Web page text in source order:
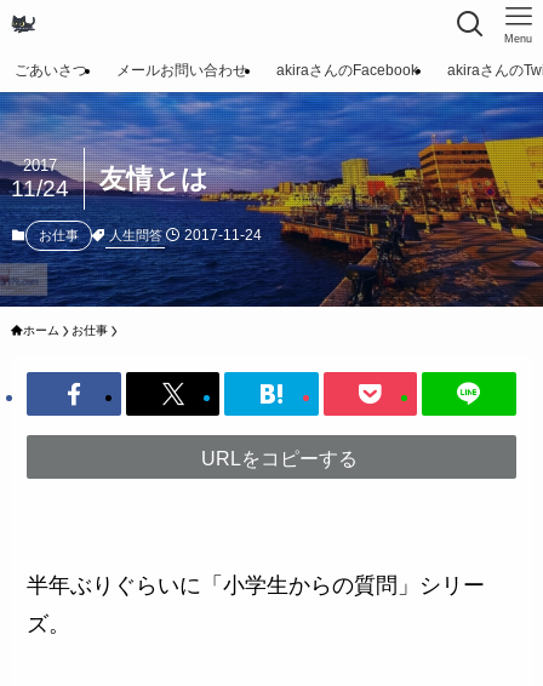
Menu
ごあいさつ メールお問い合わせ akiraさんのFacebook akiraさんの
友情とは
2017
11/24
お仕事 人生問答 2017-11-24
ホーム お仕事
URLをコピーする
半年ぶりぐらいに「小学生からの質問」シリー
ズ。